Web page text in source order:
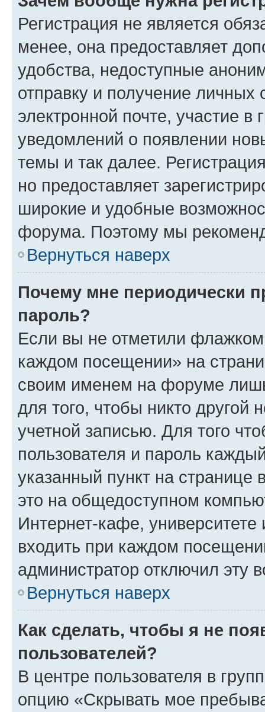
Регистрация не является
менее, она предоставляет
удобства, недоступные
отправку и получение
электронной почте, участие в
уведомлений о появлении
темы и так далее.
но предоставляет
широкие и удобные
форума. Поэтому мы
Вернуться наверх
Почему мне периодически
пароль?
Если вы не отметили флажком
каждом посещении» на
своим именем на форуме
для того, чтобы никто другой
учетной записью. Для того
пользователя и пароль
указанный пункт на
это на общедоступном
Интернет-кафе, университете
входить при каждом
администратор отключил эту
Вернуться наверх
Как сделать, чтобы я не
пользователей?
В центре пользователя в
опцию «Скрывать мое